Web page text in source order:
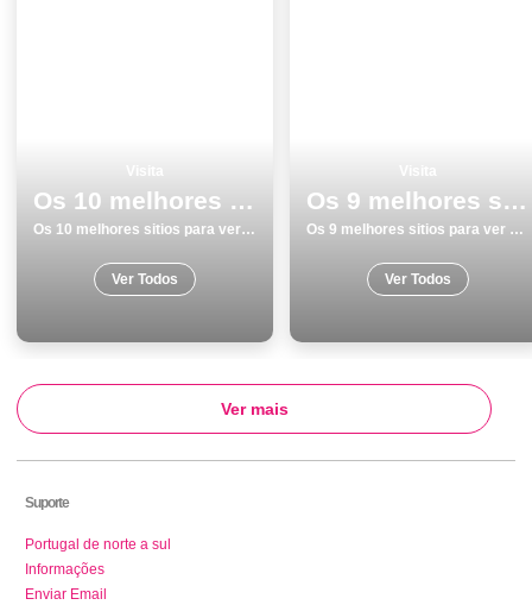
Os 10 melhores sitios para ver e visitar em Ilha Terceira
Os 10 melhores sitios para ver e visitar em Ilha Terceira
Ver Todos
Os 9 melhores sitios para ver e visitar em Ericeira
Os 9 melhores sitios para ver e visitar em Ericeira
Ver Todos
Ver mais
Suporte
Portugal de norte a sul
Informações
Enviar Email